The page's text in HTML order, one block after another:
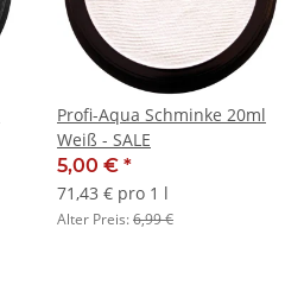
Profi-Aqua Schminke 20ml
Weiß - SALE
5,00 € *
71,43 € pro 1 l
Alter Preis:6,99 €